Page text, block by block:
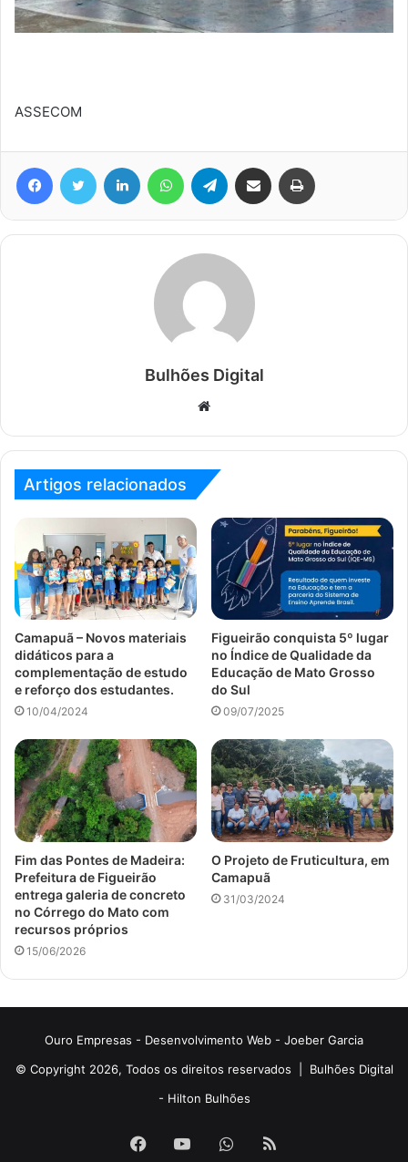
ASSECOM
FacebookTwitter Linkedin WhatsAppTelegram Compartilhar via e-mail
Bulhões Digital
Website
Artigos relacionados
Camapuã – Novos materiais
didáticos para a
complementação de estudo
e reforço dos estudantes.
10/04/2024
Figueirão conquista 5º lugar
no Índice de Qualidade da
Educação de Mato Grosso
do Sul
09/07/2025
Fim das Pontes de Madeira:
Prefeitura de Figueirão
entrega galeria de concreto
no Córrego do Mato com
recursos próprios
15/06/2026
O Projeto de Fruticultura, em
Camapuã
31/03/2024
Ouro Empresas - Desenvolvimento Web - Joeber Garcia
© Copyright 2026, Todos os direitos reservados | Bulhões Digital
- Hilton Bulhões
Facebook
YouTubeWhatsApp
RSS